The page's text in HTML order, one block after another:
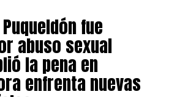
fue
abuso sexual
la pena en
enfrenta nuevas